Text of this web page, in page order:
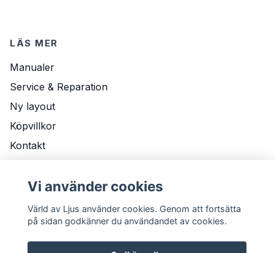
LÄS MER
Manualer
Service & Reparation
Ny layout
Köpvillkor
Kontakt
Leveransvillkor
Vi använder cookies
Värld av Ljus använder cookies. Genom att fortsätta
på sidan godkänner du användandet av cookies.